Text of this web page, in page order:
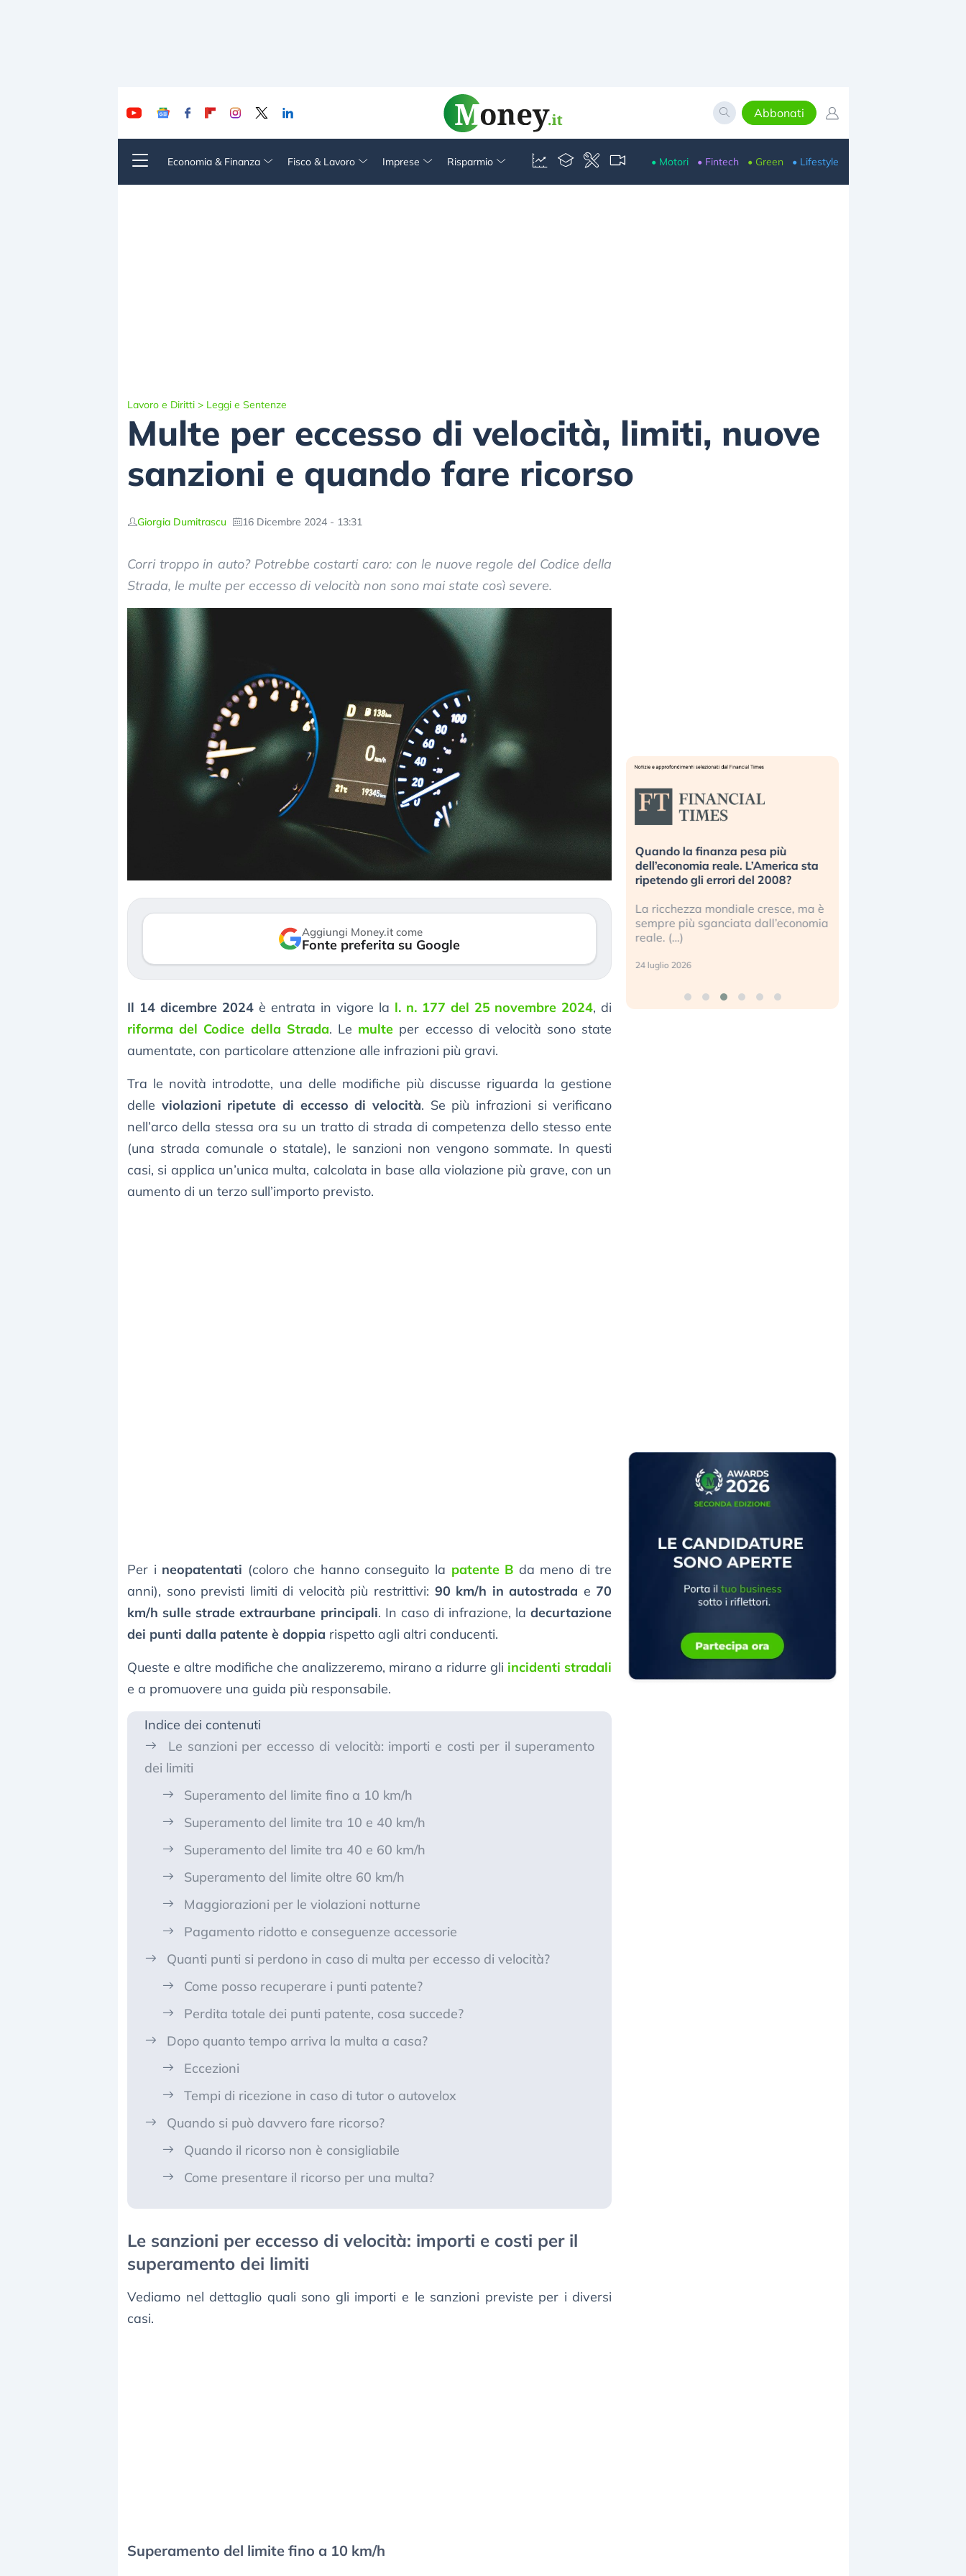
Abbonati
Economia & Finanza Fisco & Lavoro Imprese Risparmio • Motori • Fintech • Green • Lifestyle
Lavoro e Diritti > Leggi e Sentenze
Multe per eccesso di velocità, limiti, nuove
sanzioni e quando fare ricorso
Giorgia Dumitrascu 16 Dicembre 2024 - 13:31
Corri troppo in auto? Potrebbe costarti caro: con le nuove regole del Codice della
Strada, le multe per eccesso di velocità non sono mai state così severe.
Aggiungi Money.it come
Fonte preferita su Google
Il 14 dicembre 2024è entrata in vigore la l. n. 177 del 25 novembre 2024, di
riforma del Codice della Strada. Le multe per eccesso di velocità sono state
aumentate, con particolare attenzione alle infrazioni più gravi.
Tra le novità introdotte, una delle modifiche più discusse riguarda la gestione
delle violazioni ripetute di eccesso di velocità. Se più infrazioni si verificano
nell’arco della stessa ora su un tratto di strada di competenza dello stesso ente
(una strada comunale o statale), le sanzioni non vengono sommate. In questi
casi, si applica un’unica multa, calcolata in base alla violazione più grave, con un
aumento di un terzo sull’importo previsto.
Per i neopatentati (coloro che hanno conseguito la patente B da meno di tre
anni), sono previsti limiti di velocità più restrittivi: 90 km/h in autostrada e 70
km/h sulle strade extraurbane principali. In caso di infrazione, ladecurtazione
dei punti dalla patente è doppia rispetto agli altri conducenti.
Queste e altre modifiche che analizzeremo, mirano a ridurre gli incidenti stradali
e a promuovere una guida più responsabile.
Indice dei contenuti
Le sanzioni per eccesso di velocità: importi e costi per il superamento
dei limiti
Superamento del limite fino a 10 km/h
Superamento del limite tra 10 e 40 km/h
Superamento del limite tra 40 e 60 km/h
Superamento del limite oltre 60 km/h
Maggiorazioni per le violazioni notturne
Pagamento ridotto e conseguenze accessorie
Quanti punti si perdono in caso di multa per eccesso di velocità?
Come posso recuperare i punti patente?
Perdita totale dei punti patente, cosa succede?
Dopo quanto tempo arriva la multa a casa?
Eccezioni
Tempi di ricezione in caso di tutor o autovelox
Quando si può davvero fare ricorso?
Quando il ricorso non è consigliabile
Come presentare il ricorso per una multa?
Le sanzioni per eccesso di velocità: importi e costi per il
superamento dei limiti
Vediamo nel dettaglio quali sono gli importi e le sanzioni previste per i diversi
casi.
Superamento del limite fino a 10 km/h
repricing degli asset?
3 agosto 2026
«La mia vita è rovinata». Investitori
in preda al panico dopo lo scoppio
della bolla AI
Kospi, mentre gli investitori retail (…)
30 luglio 2026
Quando la finanza pesa più
dell’economia reale. L’America sta
ripetendo gli errori del 2008?
La ricchezza mondiale cresce, ma è
sempre più sganciata dall’economia
reale. (…)
24 luglio 2026